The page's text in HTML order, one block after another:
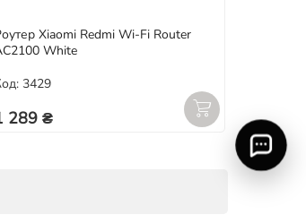
Xiaomi Redmi Wi-Fi Router
White
3429
289 ₴